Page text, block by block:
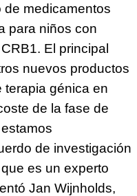
de medicamentos
para niños con
El principal
nuevos productos
terapia génica en
de la fase de
de investigación
es un experto
Jan Wijnholds,